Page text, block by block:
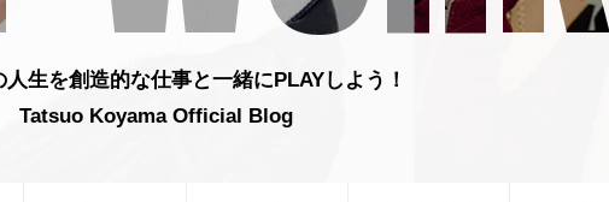
人生を創造的な仕事と一緒にPLAYしよう！
Tatsuo Koyama Official Blog